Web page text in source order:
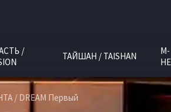
/
ТАЙШАН / TAISHAN
M-
/ DREAM Первый